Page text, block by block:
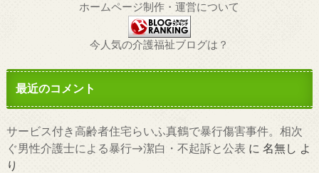
ホームページ制作・運営について
今人気の介護福祉ブログは？
最近のコメント
サービス付き高齢者住宅らいふ真鶴で暴行傷害事件。相次
ぐ男性介護士による暴行→潔白・不起訴と公表 に 名無し よ
り